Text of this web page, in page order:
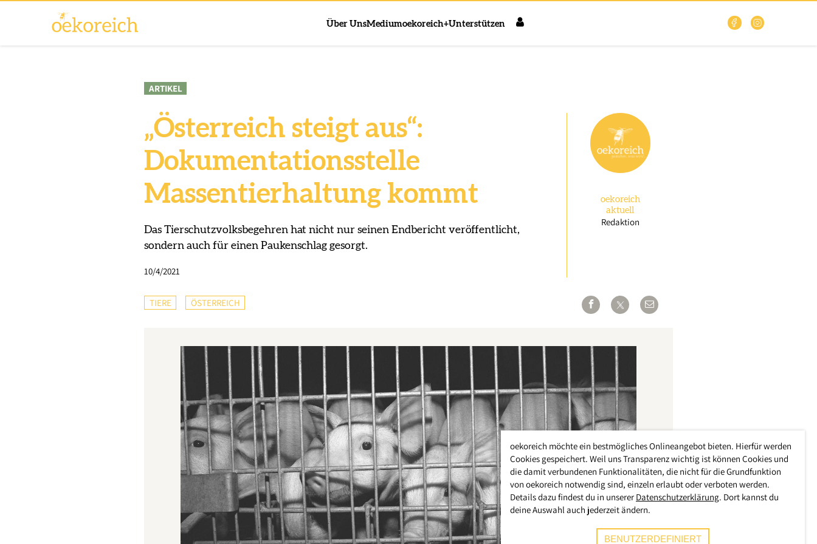
Über UnsMediumoekoreich+Unterstützen
ARTIKEL
„Österreich steigt aus“:
Dokumentationsstelle
Massentierhaltung kommt
Das Tierschutzvolksbegehren hat nicht nur seinen Endbericht veröffentlicht,
sondern auch für einen Paukenschlag gesorgt.
10/4/2021
oekoreich
aktuell
Redaktion
TIERE ÖSTERREICH
oekoreich möchte ein bestmögliches Onlineangebot bieten. Hierfür werden
Cookies gespeichert. Weil uns Transparenz wichtig ist können Cookies und
die damit verbundenen Funktionalitäten, die nicht für die Grundfunktion
von oekoreich notwendig sind, einzeln erlaubt oder verboten werden.
Details dazu findest du in unserer Datenschutzerklärung. Dort kannst du
deine Auswahl auch jederzeit ändern.
BENUTZERDEFINIERT